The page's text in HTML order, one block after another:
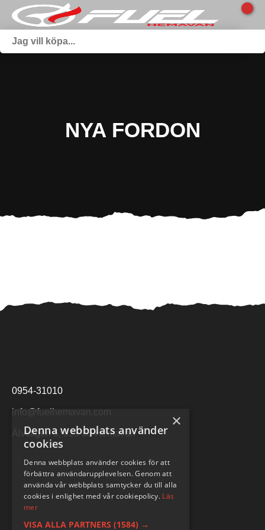
NYA FORDON
0954-31010
info@fuelhemavan.com
Älvstigen 5, 925 93 Hemavan
×
Denna webbplats använder
cookies
Denna webbplats använder cookies för att
förbättra användarupplevelsen. Genom att
använda vår webbplats samtycker du till alla
cookies i enlighet med vår cookiepolicy. Läs
mer
VISA ALLA PARTNERS (1584) →